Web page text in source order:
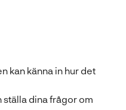
kan känna in hur det
ställa dina frågor om